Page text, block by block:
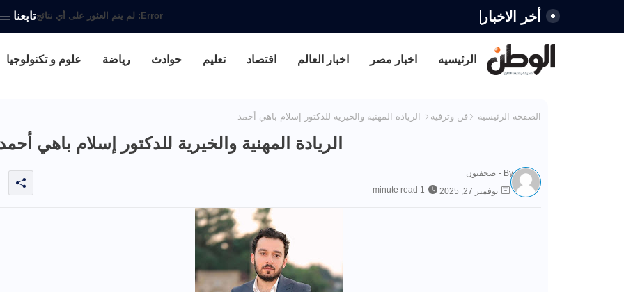
أخر الاخبار Error: لم يتم العثور على أي نتائجتابعنا
الرئيسيه اخبار مصر اخبار العالم اقتصاد تعليم حوادث رياضة علوم و تكنولوجيا
الصفحة الرئيسية فن وترفيه الريادة المهنية والخيرية للدكتور إسلام باهي أحمد
الريادة المهنية والخيرية للدكتور إسلام باهي
By -
صحفيون
نوفمبر 27, 2025
1 minute read